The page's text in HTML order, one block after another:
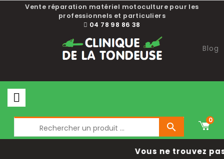
Vente réparation matériel motoculture pour les
professionnels et particuliers
04 78 98 86 38
Blog

0
Vous ne trouvez